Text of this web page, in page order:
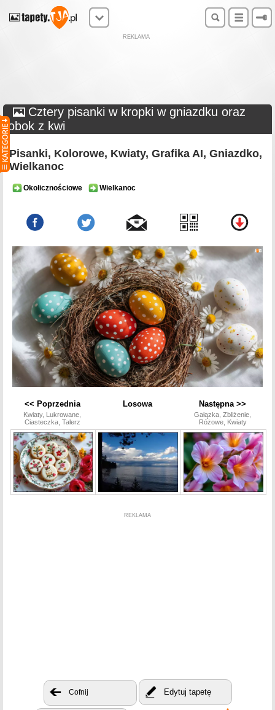
REKLAMA
Cztery pisanki w kropki w gniazdku oraz
obok z kwi
Pisanki, Kolorowe, Kwiaty, Grafika AI, Gniazdko,
Wielkanoc
Okolicznościowe Wielkanoc
<< Poprzednia
Kwiaty, Lukrowane,
Ciasteczka, Talerz
Losowa Następna >>
Gałązka, Zbliżenie,
Różowe, Kwiaty
REKLAMA
Cofnij Edytuj tapetę